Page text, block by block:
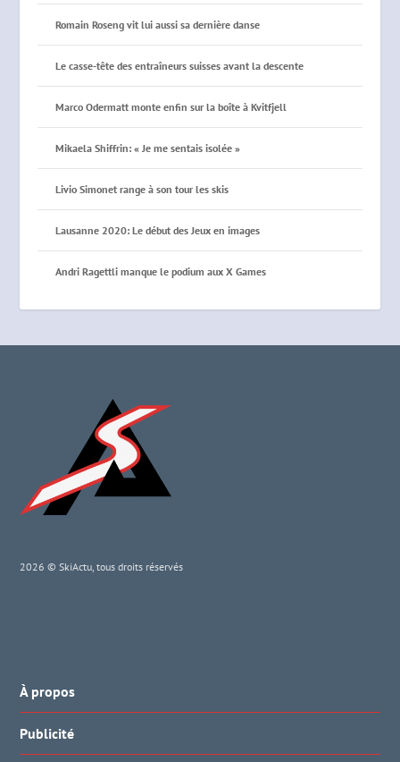
Romain Roseng vit lui aussi sa dernière danse
Le casse-tête des entraîneurs suisses avant la descente
Marco Odermatt monte enfin sur la boîte à Kvitfjell
Mikaela Shiffrin: « Je me sentais isolée »
Livio Simonet range à son tour les skis
Lausanne 2020: Le début des Jeux en images
Andri Ragettli manque le podium aux X Games
2026 © SkiActu, tous droits réservés
À propos
Publicité